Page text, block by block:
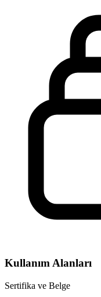
Kullanım Alanları
Sertifika ve Belge